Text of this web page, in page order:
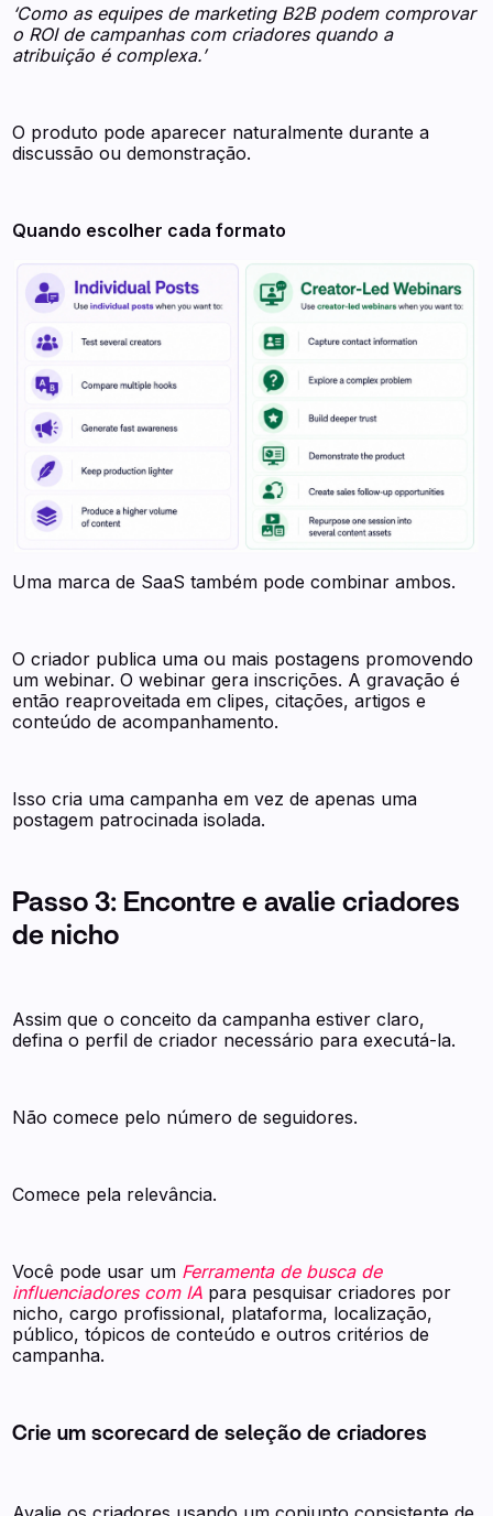
‘Como as equipes de marketing B2B podem comprovar
o ROI de campanhas com criadores quando a
atribuição é complexa.’
O produto pode aparecer naturalmente durante a
discussão ou demonstração.
Quando escolher cada formato
Uma marca de SaaS também pode combinar ambos.
O criador publica uma ou mais postagens promovendo
um webinar. O webinar gera inscrições. A gravação é
então reaproveitada em clipes, citações, artigos e
conteúdo de acompanhamento.
Isso cria uma campanha em vez de apenas uma
postagem patrocinada isolada.
Passo 3: Encontre e avalie criadores
de nicho
Assim que o conceito da campanha estiver claro,
defina o perfil de criador necessário para executá-la.
Não comece pelo número de seguidores.
Comece pela relevância.
Você pode usar um Ferramenta de busca de
influenciadores com IA para pesquisar criadores por
nicho, cargo profissional, plataforma, localização,
público, tópicos de conteúdo e outros critérios de
campanha.
Crie um scorecard de seleção de criadores